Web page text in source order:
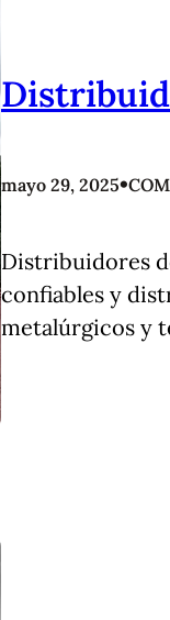
mayo 29, 2025•
Distribuidores
confiables y
metalúrgicos y